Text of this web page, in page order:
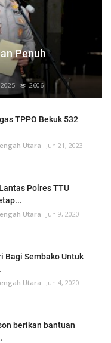
Penuh
2606
TPPO Bekuk 532
Utara
Jun 21, 2023
Polres TTU
Utara
Jun 9, 2020
Bagi Sembako Untuk
Utara
Jun 4, 2020
berikan bantuan